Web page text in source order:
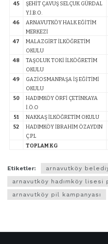
45
ŞEHİT ÇAVUŞ SELÇUK GÜRDAL
Y.İ.B.O.
46
ARNAVUTKÖY HALK EĞİTİM
MERKEZİ
47
MALAZGİRT İLKÖĞRETİM
OKULU
48
TAŞOLUK TOKİ İLKÖĞRETİM
OKULU
49
GAZİOSMANPAŞA İŞ EĞİTİMİ
OKULU
50
HADIMKÖY ÖRFİ ÇETİNKAYA
İ.Ö.O
51
NAKKAŞ İLKÖĞRETİM OKULU
52
HADIMKÖY İBRAHİM ÖZAYDIN
Ç.P.L
TOPLAM KG
Etiketler: arnavutköy
arnavutköy hadımköy lisesi
arnavutköy pil kampanyası